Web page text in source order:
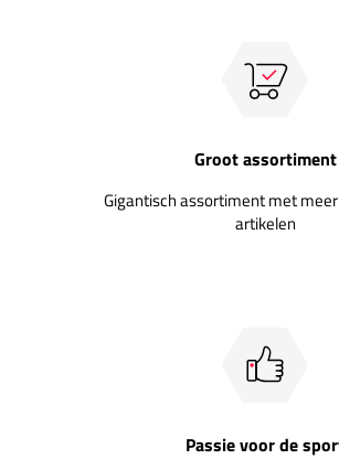
Groot assortiment
Gigantisch assortiment met
artikelen
Passie voor de